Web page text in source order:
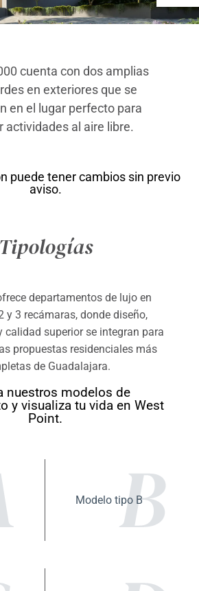
cuenta con dos amplias
en exteriores que se
en el lugar perfecto para
actividades al aire libre.
puede tener cambios sin previo
aviso.
Tipologías
departamentos de lujo en
y 3 recámaras, donde diseño,
superior se integran para
propuestas residenciales más
de Guadalajara.
nuestros modelos de
y visualiza tu vida en West
Point.
Modelo tipo B